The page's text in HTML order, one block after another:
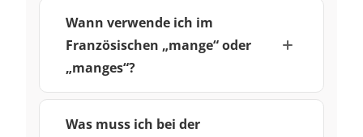
Wann verwende ich im
Französischen „mange“ oder
„manges“?
Was muss ich bei der